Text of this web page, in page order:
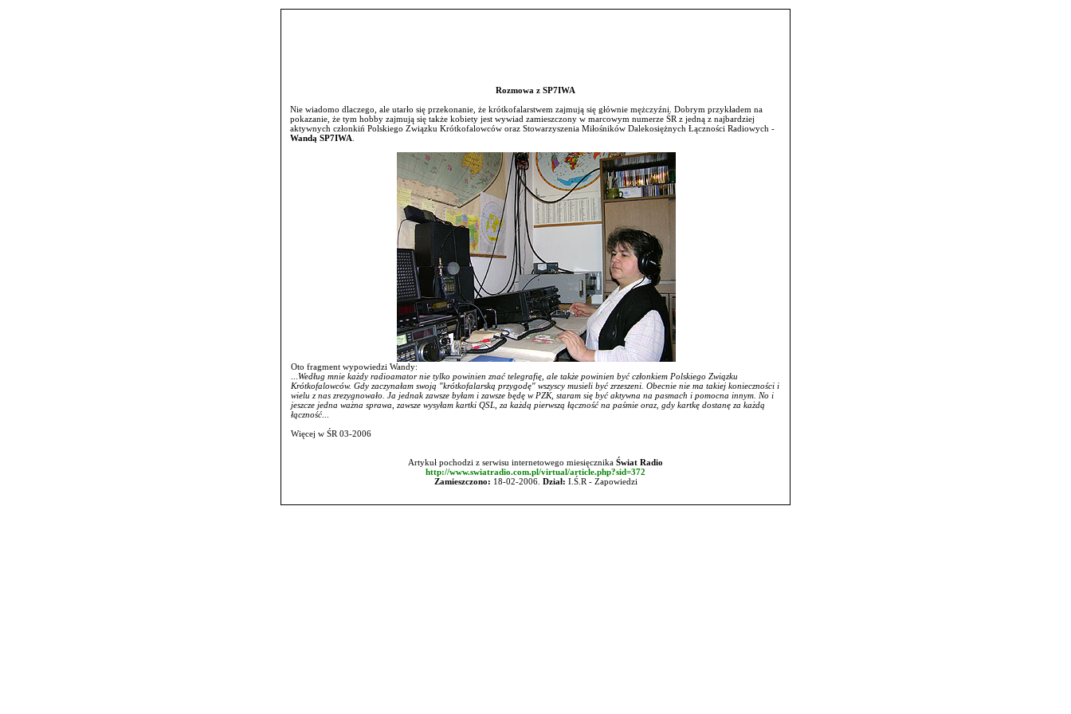
Rozmowa z SP7IWA
Nie wiadomo dlaczego, ale utarło się przekonanie, że krótkofalarstwem zajmują się głównie mężczyźni. Dobrym przykładem na
pokazanie, że tym hobby zajmują się także kobiety jest wywiad zamieszczony w marcowym numerze ŚR z jedną z najbardziej
aktywnych członkiń Polskiego Związku Krótkofalowców oraz Stowarzyszenia Miłośników Dalekosiężnych Łączności Radiowych -
Wandą SP7IWA
Oto fragment wypowiedzi Wandy:
Według mnie każdy radioamator nie tylko powinien znać telegrafię, ale także powinien być członkiem Polskiego Związku
Krótkofalowców. Gdy zaczynałam swoją "krótkofalarską przygodę" wszyscy musieli być zrzeszeni. Obecnie nie ma takiej konieczności i
wielu z nas zrezygnowało. Ja jednak zawsze byłam i zawsze będę w PZK, staram się być aktywna na pasmach i pomocna innym. No i
jeszcze jedna ważna sprawa, zawsze wysyłam kartki QSL, za każdą pierwszą łączność na paśmie oraz, gdy kartkę dostanę za każdą
łączność
Więcej w ŚR 03-2006
Artykuł pochodzi z serwisu internetowego miesięcznika Świat Radio
http://www.swiatradio.com.pl/virtual/article.php?sid=372
Zamieszczono: 18-02-2006. Dział: I.Ś.R - Zapowiedzi